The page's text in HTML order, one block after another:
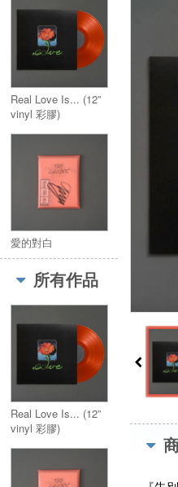
Real Love Is... (12”
vinyl 彩膠)
愛的對白
所有作品
Real Love Is... (12”
vinyl 彩膠)